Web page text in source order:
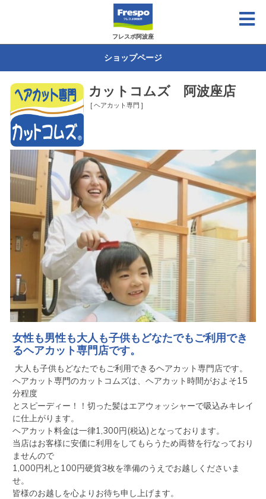
フレスポ阿波座
ショップページ
カットコムズ 阿波座店
[ ヘアカット専門 ]
女性も男性も大人も子供もどなたでもご利用でき
るヘアカット専門店です。
ヘアカット専門のカットコムズは、ヘアカット時間がおよそ15
分程度
とスピーディー！！切った髪はエアウォッシャーで吸込みキレイ
に仕上がります。
ヘアカット料金は一律1,300円(税込)となっております。
当店はお客様に安価に利用をしてもらうため両替を行なっており
ませんので
1,000円札と100円硬貨3枚を準備のうえでお越しくださいま
せ。
皆様のお越しを心よりお待ち申し上げます。